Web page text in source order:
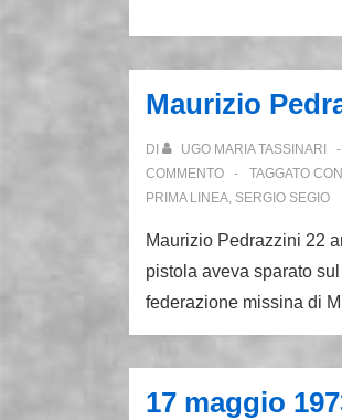
Franco
Serantini
pestato
dalla
Celere.
Morirà
in
Maurizio
DI UGO MARIA TASSINARI
COMMENTO
TAGGATO CON
PRIMA LINEA, SERGIO SEGIO
Maurizio Pedrazzini 22
pistola aveva sparato
federazione missina di
17 maggio